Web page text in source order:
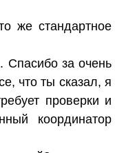
же стандартное
за очень
что ты сказал, я
проверки и
координатор